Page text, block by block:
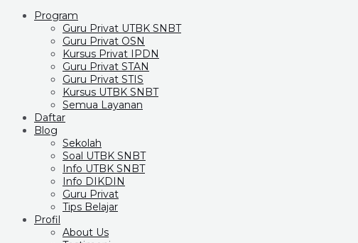
Program
Guru Privat UTBK SNBT
Guru Privat OSN
Kursus Privat IPDN
Guru Privat STAN
Guru Privat STIS
Kursus UTBK SNBT
Semua Layanan
Daftar
Blog
Sekolah
Soal UTBK SNBT
Info UTBK SNBT
Info DIKDIN
Guru Privat
Tips Belajar
Profil
About Us